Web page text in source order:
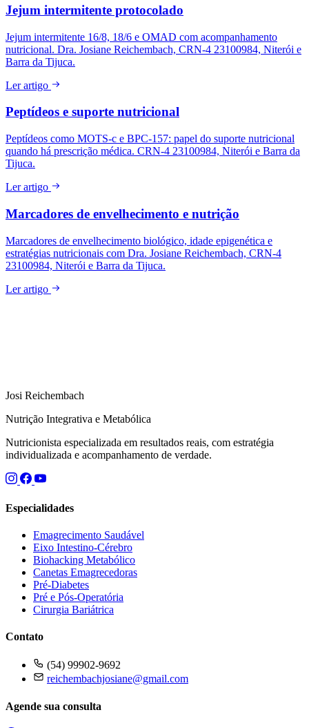
Jejum intermitente protocolado
Jejum intermitente 16/8, 18/6 e OMAD com acompanhamento
nutricional. Dra. Josiane Reichembach, CRN-4 23100984, Niterói e
Barra da Tijuca.
Ler artigo
Peptídeos e suporte nutricional
Peptídeos como MOTS-c e BPC-157: papel do suporte nutricional
quando há prescrição médica. CRN-4 23100984, Niterói e Barra da
Tijuca.
Ler artigo
Marcadores de envelhecimento e nutrição
Marcadores de envelhecimento biológico, idade epigenética e
estratégias nutricionais com Dra. Josiane Reichembach, CRN-4
23100984, Niterói e Barra da Tijuca.
Ler artigo
Josi Reichembach
Nutrição Integrativa e Metabólica
Nutricionista especializada em resultados reais, com estratégia
individualizada e acompanhamento de verdade.
Especialidades
Emagrecimento Saudável
Eixo Intestino-Cérebro
Biohacking Metabólico
Canetas Emagrecedoras
Pré-Diabetes
Pré e Pós-Operatória
Cirurgia Bariátrica
Contato
(54) 99902-9692
reichembachjosiane@gmail.com
Agende sua consulta